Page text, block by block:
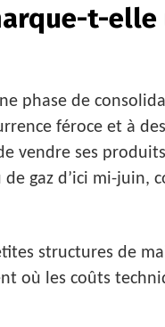
t-
phase de
féroce et à
vendre ses
gaz d’ici mi-juin,
structures de
où les coûts